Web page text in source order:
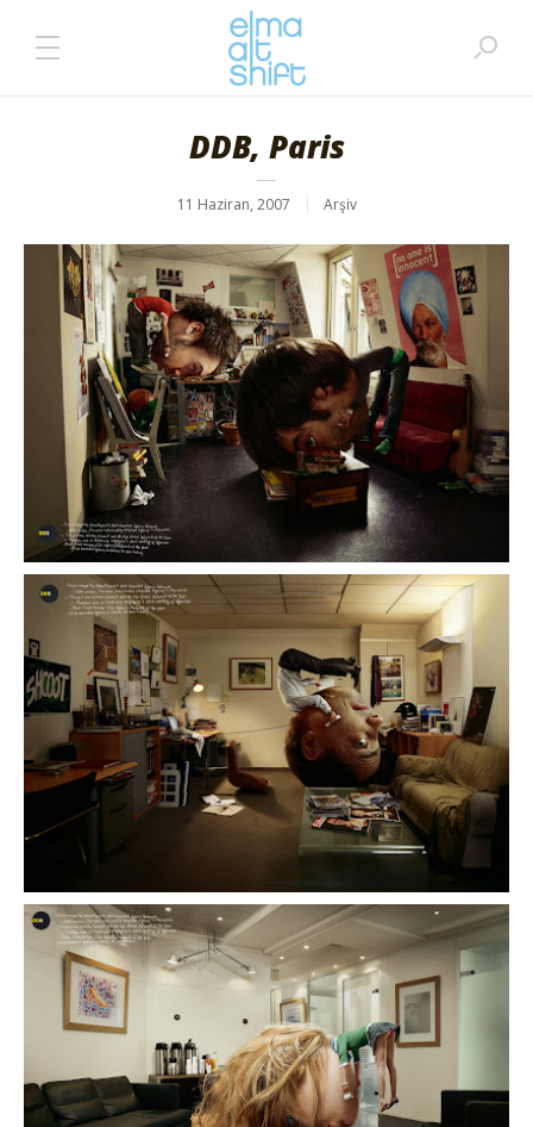
DDB, Paris
11 Haziran, 2007 Arşiv